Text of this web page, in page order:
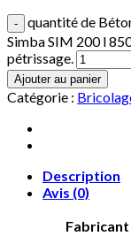
quantité de
Simba SIM 200 l
pétrissage.
Ajouter au panier
Catégorie :
Description
Avis (0)
Fabricant